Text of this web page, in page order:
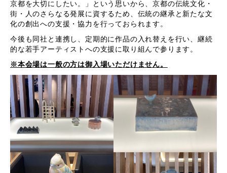
京都を大切にしたい。」という思いから、京都の伝統文化・
街・人のさらなる発展に資するため、伝統の継承と新たな文
化の創出への支援・協力を行っておられます。
今後も同社と連携し、定期的に作品の入れ替えを行い、継続
的な若手アーティストへの支援に取り組んで参ります。
※本会場は一般の方は御入場いただけません。